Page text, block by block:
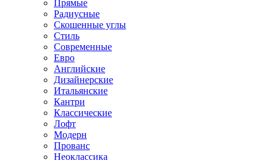
Прямые
Радиусные
Скошенные углы
Стиль
Современные
Евро
Английские
Дизайнерские
Итальянские
Кантри
Классические
Лофт
Модерн
Прованс
Неоклассика